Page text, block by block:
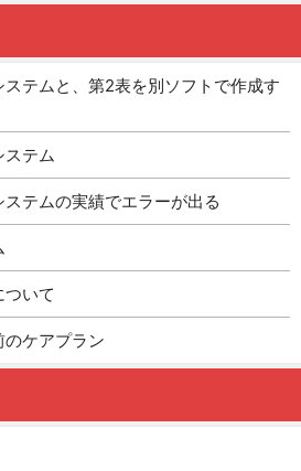
テムと、第2表を別ソフトで作成す
ステム
テムの実績でエラーが出る
いて
ケアプラン